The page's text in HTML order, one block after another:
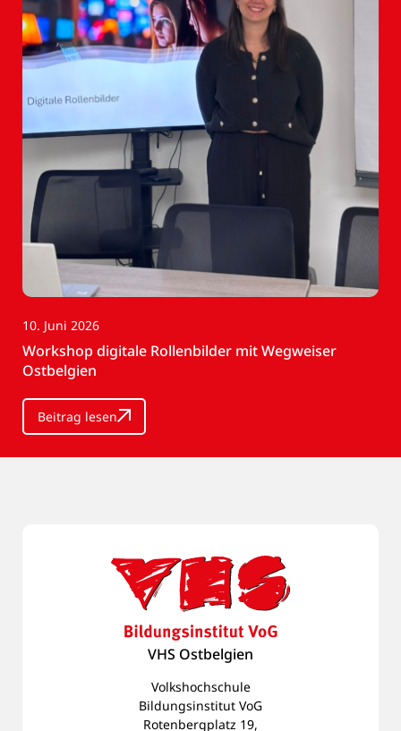
10. Juni 2026
Workshop digitale Rollenbilder mit Wegweiser
Ostbelgien
Beitrag lesen
VHS Ostbelgien
Volkshochschule
Bildungsinstitut VoG
Rotenbergplatz 19,